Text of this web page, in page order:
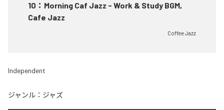
10 ： Morning Caf Jazz - Work & Study BGM,
Cafe Jazz
Coffee Jazz
Independent
ジャンル： ジャズ